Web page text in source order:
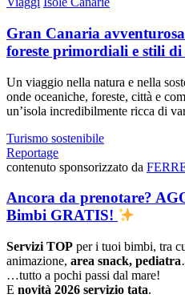
Gran Canaria
foreste primordiali e stili di
Un viaggio nella natura e nella
onde oceaniche, foreste, città e
un’isola incredibilmente ricca di
Turismo sostenibile
Reportage
contenuto sponsorizzato da
Ancora da prenotare?
Bimbi GRATIS!
Servizi TOP per i tuoi bimbi, tra
animazione, area snack, pediatra
…tutto a pochi passi dal mare!
E novità 2026 servizio tata.